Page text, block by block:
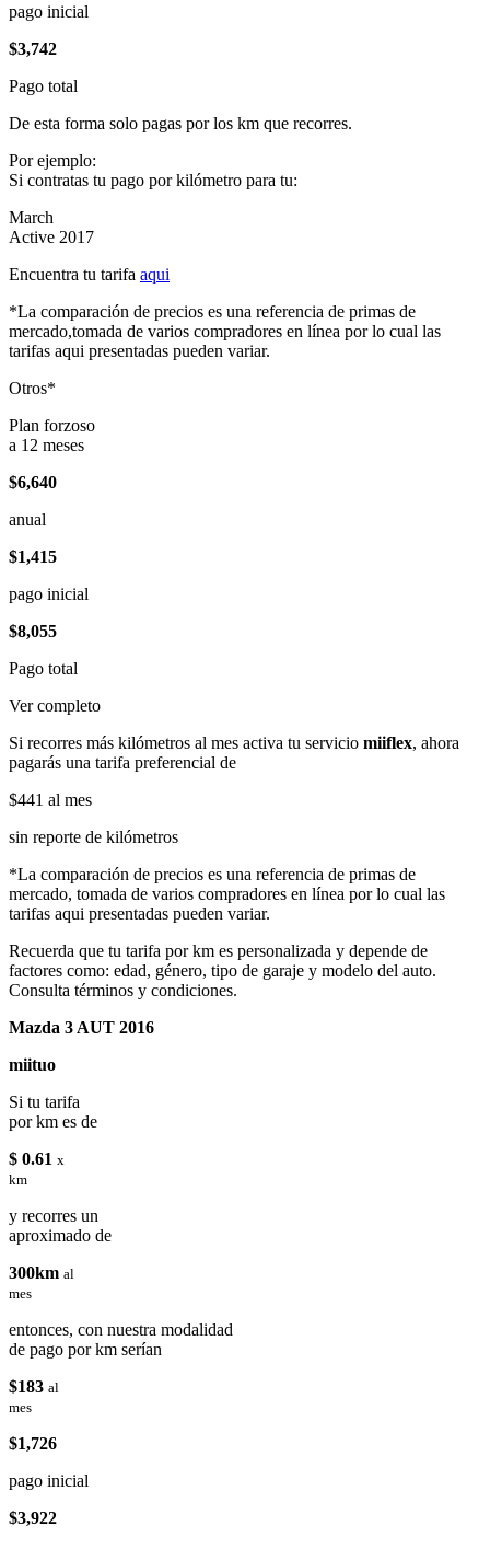
pago inicial
$3,742
Pago total
De esta forma solo pagas por los km que recorres.
Por ejemplo:
Si contratas tu pago por kilómetro para tu:
March
Active 2017
Encuentra tu tarifa aqui
*La comparación de precios es una referencia de primas de
mercado,tomada de varios compradores en línea por lo cual las
tarifas aqui presentadas pueden variar.
Otros*
Plan forzoso
a 12 meses
$6,640
anual
$1,415
pago inicial
$8,055
Pago total
Ver completo
Si recorres más kilómetros al mes activa tu servicio miiflex, ahora
pagarás una tarifa preferencial de
$441 al mes
sin reporte de kilómetros
*La comparación de precios es una referencia de primas de
mercado, tomada de varios compradores en línea por lo cual las
tarifas aqui presentadas pueden variar.
Recuerda que tu tarifa por km es personalizada y depende de
factores como: edad, género, tipo de garaje y modelo del auto.
Consulta términos y condiciones.
Mazda 3 AUT 2016
miituo
Si tu tarifa
por km es de
$ 0.61 x
km
y recorres un
aproximado de
300km al
mes
entonces, con nuestra modalidad
de pago por km serían
$183 al
mes
$1,726
pago inicial
$3,922